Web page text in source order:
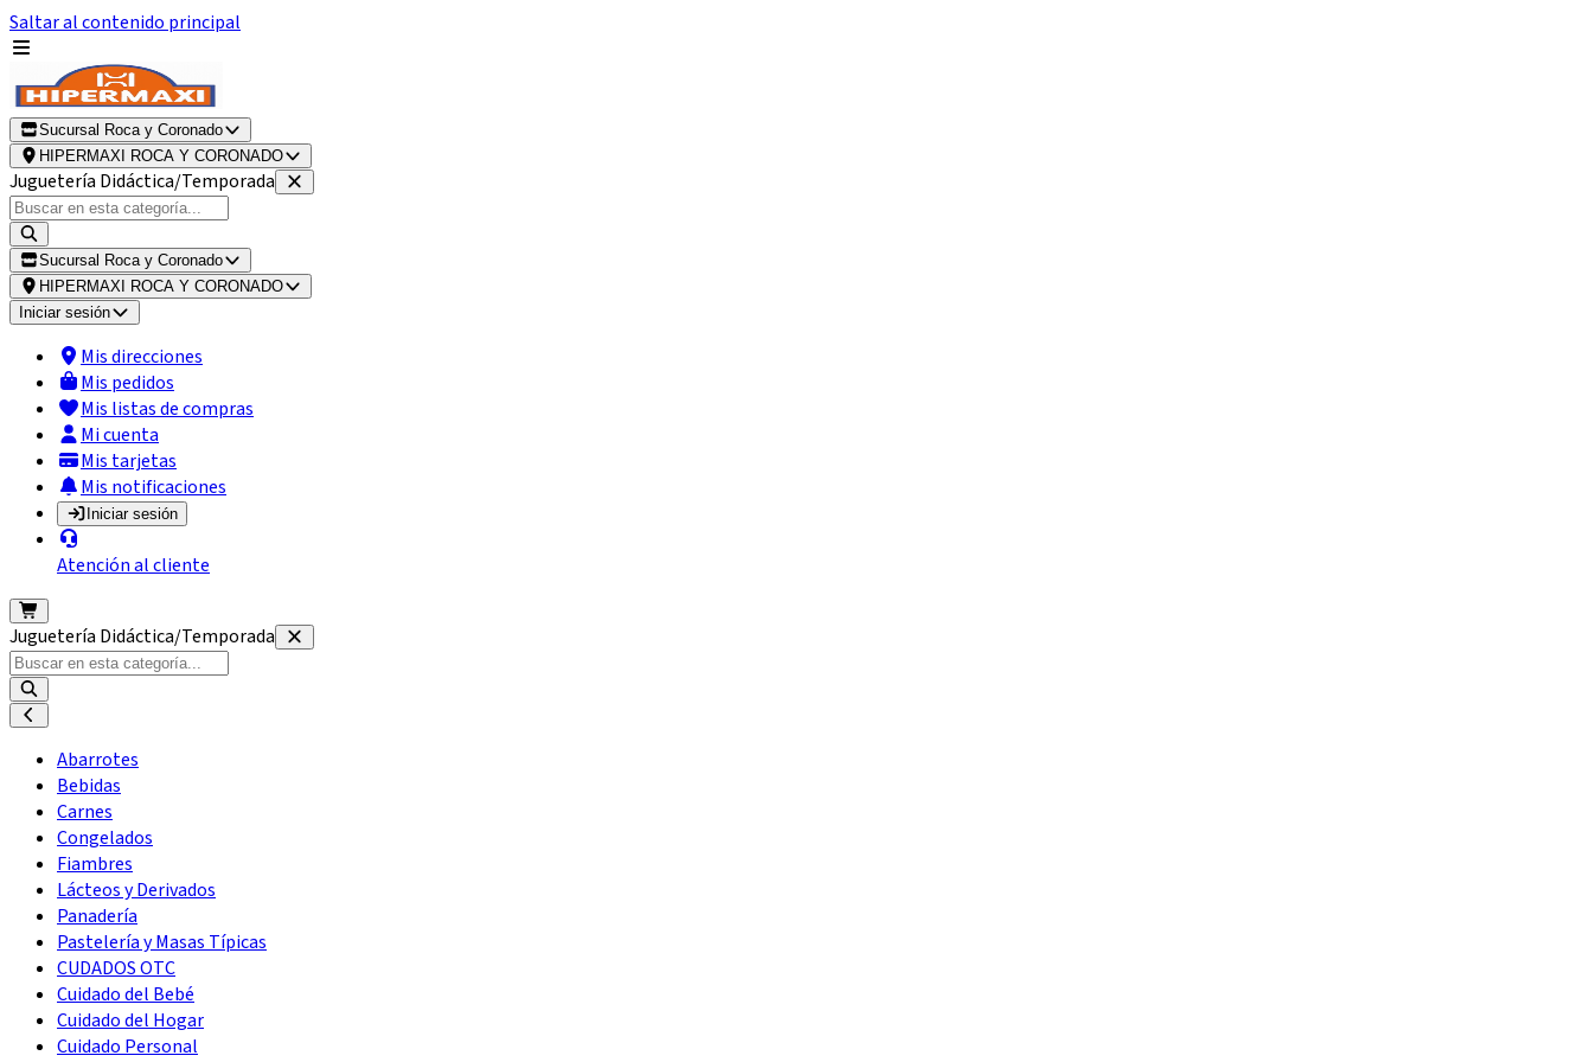
Saltar al contenido principal
Sucursal Roca y Coronado
HIPERMAXI ROCA Y CORONADO
Juguetería Didáctica/Temporada
Sucursal Roca y Coronado
HIPERMAXI ROCA Y CORONADO
Iniciar sesión
Mis direcciones
Mis pedidos
Mis listas de compras
Mi cuenta
Mis tarjetas
Mis notificaciones
Iniciar sesión
Atención al cliente
Juguetería Didáctica/Temporada
Abarrotes
Bebidas
Carnes
Congelados
Fiambres
Lácteos y Derivados
Panadería
Pastelería y Masas Típicas
CUDADOS OTC
Cuidado del Bebé
Cuidado del Hogar
Cuidado Personal